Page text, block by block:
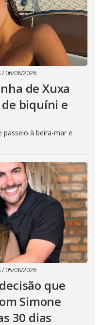
/ 06/08/2026
de Xuxa
biquíni e
passeio à beira-mar e
/ 05/08/2026
que
Simone
30 dias